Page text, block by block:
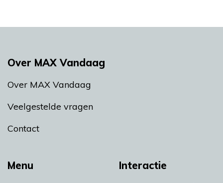
Menu Interactie
Over MAX Vandaag
Over MAX Vandaag
Veelgestelde vragen
Contact